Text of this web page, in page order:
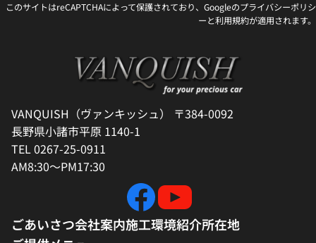
このサイトはreCAPTCHAによって保護されており、Googleのプライバシーポリシ
ーと利用規約が適用されます。
VANQUISH（ヴァンキッシュ） 〒384-0092
長野県小諸市平原 1140-1
TEL 0267-25-0911
AM8:30～PM17:30
ごあいさつ会社案内施工環境紹介所在地